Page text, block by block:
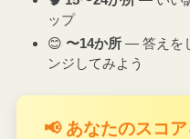
ップ
😊 〜14か所 ― 答えを
ンジしてみよう
📢 あなたのスコ